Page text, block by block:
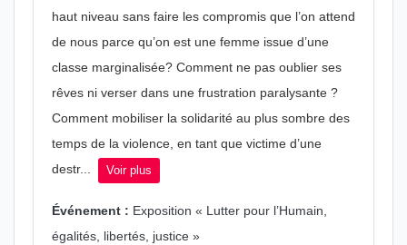
haut niveau sans faire les compromis que l’on attend
de nous parce qu’on est une femme issue d’une
classe marginalisée? Comment ne pas oublier ses
rêves ni verser dans une frustration paralysante ?
Comment mobiliser la solidarité au plus sombre des
temps de la violence, en tant que victime d’une
destr...
Voir plus
Événement : Exposition « Lutter pour l’Humain,
égalités, libertés, justice »